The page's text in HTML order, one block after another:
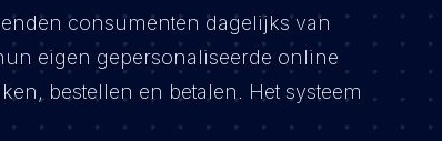
consumenten dagelijks van
eigen gepersonaliseerde online
bestellen en betalen. Het systeem